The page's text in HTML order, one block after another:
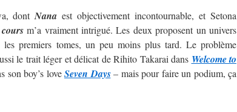
dontNana est objectivement incontournable, et Setona
m’a vraiment intrigué. Les deux proposent un univers
premiers tomes, un peu moins plus tard. Le problème
le trait léger et délicat de Rihito Takarai dans Welcome to
son boy’s loveSeven Days– mais pour faire un podium, ça